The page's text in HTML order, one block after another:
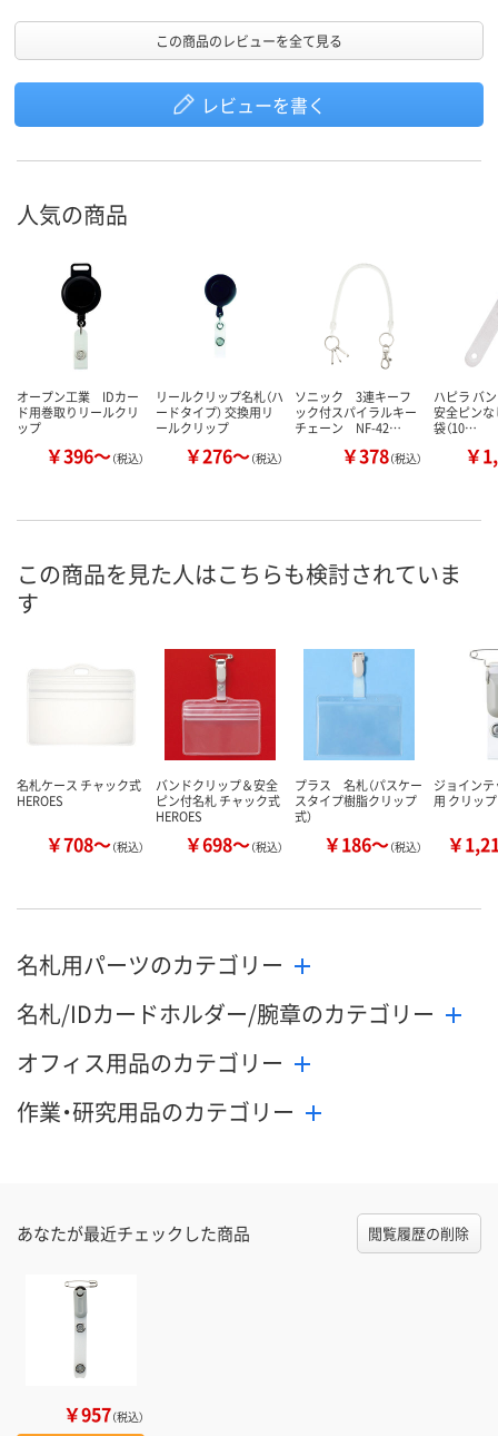
この商品のレビューを全て見る
レビューを書く
人気の商品
オープン工業 IDカー
ド用巻取りリールクリ
ップ
￥396～（税込）
リールクリップ名札（ハ
ードタイプ） 交換用リ
ールクリップ
￥276～（税込）
ソニック 3連キーフ
ック付スパイラルキー
チェーン NF-42…
￥378（税込）
ハピラ バ
安全ピンな
袋（10…
￥
この商品を見た人はこちらも検討されていま
す
名札ケース チャック式
HEROES
￥708～（税込）
バンドクリップ＆安全
ピン付名札 チャック式
HEROES
￥698～（税込）
プラス 名札（パスケー
スタイプ樹脂クリップ
式）
￥186～（税込）
ジョイン
用 クリップ
￥
名札用パーツのカテゴリー
名札/IDカードホルダー/腕章のカテゴリー
オフィス用品のカテゴリー
作業・研究用品のカテゴリー
あなたが最近チェックした商品 閲覧履歴の削除
￥957（税込）